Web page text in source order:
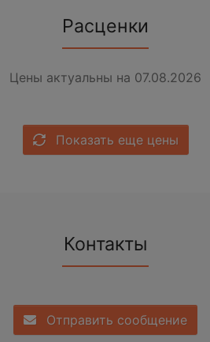
Расценки
Цены актуальны на 07.08.2026
Показать еще цены
Контакты
Отправить сообщение